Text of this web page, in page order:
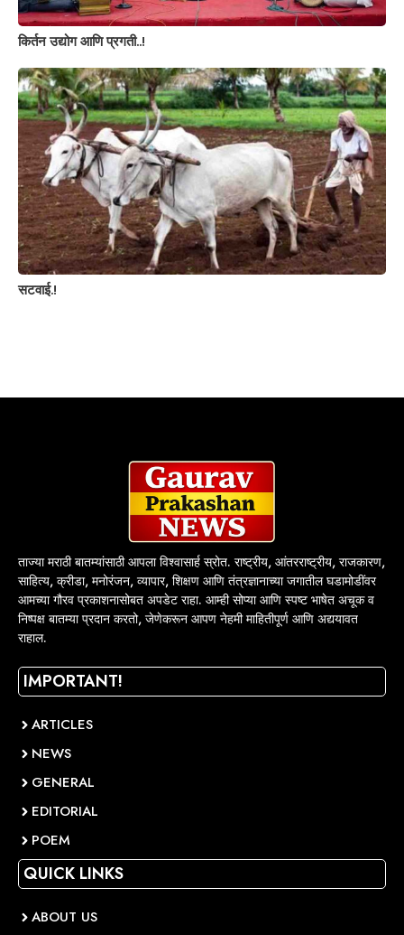
किर्तन उद्योग आणि प्रगती..!
सटवाई.!
ताज्या मराठी बातम्यांसाठी आपला विश्वासार्ह स्रोत. राष्ट्रीय, आंतरराष्ट्रीय, राजकारण,
साहित्य, क्रीडा, मनोरंजन, व्यापार, शिक्षण आणि तंत्रज्ञानाच्या जगातील घडामोडींवर
आमच्या गौरव प्रकाशनासोबत अपडेट राहा. आम्ही सोप्या आणि स्पष्ट भाषेत अचूक व
निष्पक्ष बातम्या प्रदान करतो, जेणेकरून आपण नेहमी माहितीपूर्ण आणि अद्ययावत
राहाल.
IMPORTANT!
ARTICLES
NEWS
GENERAL
EDITORIAL
POEM
QUICK LINKS
ABOUT US